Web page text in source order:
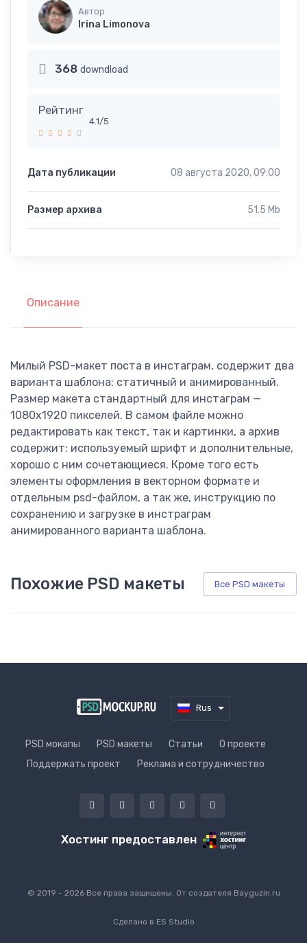
Автор
Irina Limonova
368 downdload
Рейтинг
4.1/5
Дата публикации 08 августа 2020, 09:00
Размер архива 51.5 Mb
Описание
Милый PSD-макет поста в инстаграм, содержит два
варианта шаблона: статичный и анимированный.
Размер макета стандартный для инстаграм —
1080х1920 пикселей. В самом файле можно
редактировать как текст, так и картинки, а архив
содержит: используемый шрифт и дополнительные,
хорошо с ним сочетающиеся. Кроме того есть
элементы оформления в векторном формате и
отдельным psd-файлом, а так же, инструкцию по
сохранению и загрузке в инстраграм
анимированного варианта шаблона.
Похожие PSD макеты Все PSD макеты
Rus
PSD мокапы PSD макеты Статьи
О проекте
Поддержать проект
Реклама и сотрудничество
Хостинг предоставлен
© 2019 - 2026 Все права защищены. От создателя Bayguzin.ru
Сделано в ES Studio